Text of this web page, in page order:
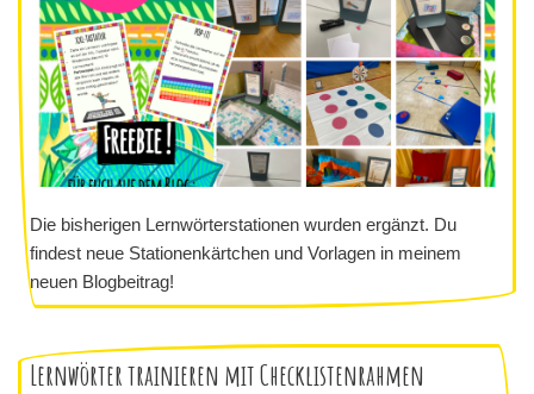
Die bisherigen Lernwörterstationen wurden ergänzt. Du
findest neue Stationenkärtchen und Vorlagen in meinem
neuen Blogbeitrag!
Lernwörter trainieren mit Checklistenrahmen